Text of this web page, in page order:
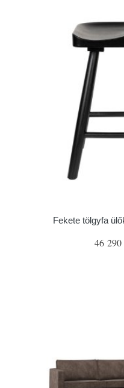
Fekete tölgyfa
46 290